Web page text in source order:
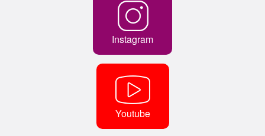
Instagram
Youtube